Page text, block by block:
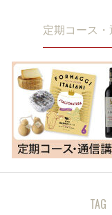
定期コース
TAG